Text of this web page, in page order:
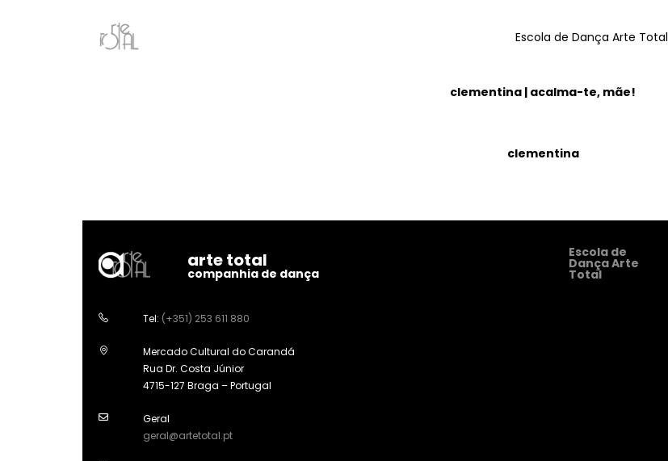
Escola de Dança Arte Total
arquivo clementina
clementina | acalma-te, mãe!
clementina
arte total
companhia de dança
Tel: (+351) 253 611 880
Mercado Cultural do Carandá
Rua Dr. Costa Júnior
4715-127 Braga – Portugal
Geral
geral@artetotal.pt
Escola de
Dança Arte
Total